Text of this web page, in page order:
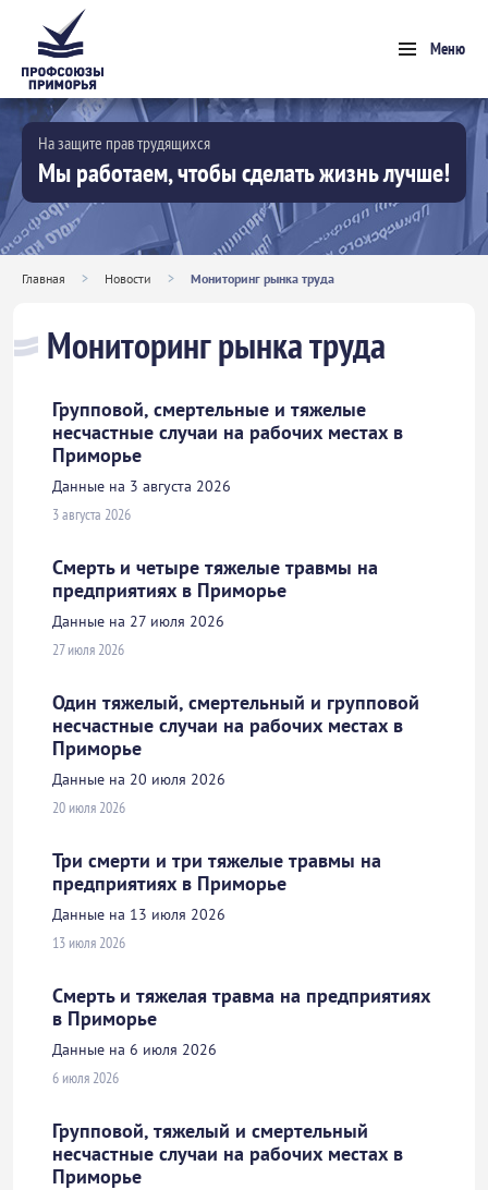
Меню
На защите прав трудящихся
Мы работаем, чтобы сделать жизнь лучше!
Главная > Новости > Мониторинг рынка труда
Мониторинг рынка труда
Групповой, смертельные и тяжелые
несчастные случаи на рабочих местах в
Приморье
Данные на 3 августа 2026
3 августа 2026
Смерть и четыре тяжелые травмы на
предприятиях в Приморье
Данные на 27 июля 2026
27 июля 2026
Один тяжелый, смертельный и групповой
несчастные случаи на рабочих местах в
Приморье
Данные на 20 июля 2026
20 июля 2026
Три смерти и три тяжелые травмы на
предприятиях в Приморье
Данные на 13 июля 2026
13 июля 2026
Смерть и тяжелая травма на предприятиях
в Приморье
Данные на 6 июля 2026
6 июля 2026
Групповой, тяжелый и смертельный
несчастные случаи на рабочих местах в
Приморье